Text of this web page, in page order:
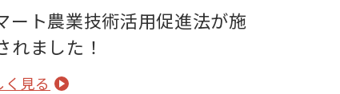
ート農業技術活用促進法が施
れました！
く見る